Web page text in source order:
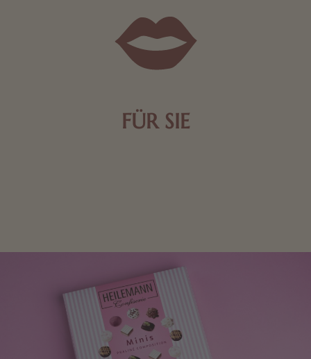
FÜR SIE